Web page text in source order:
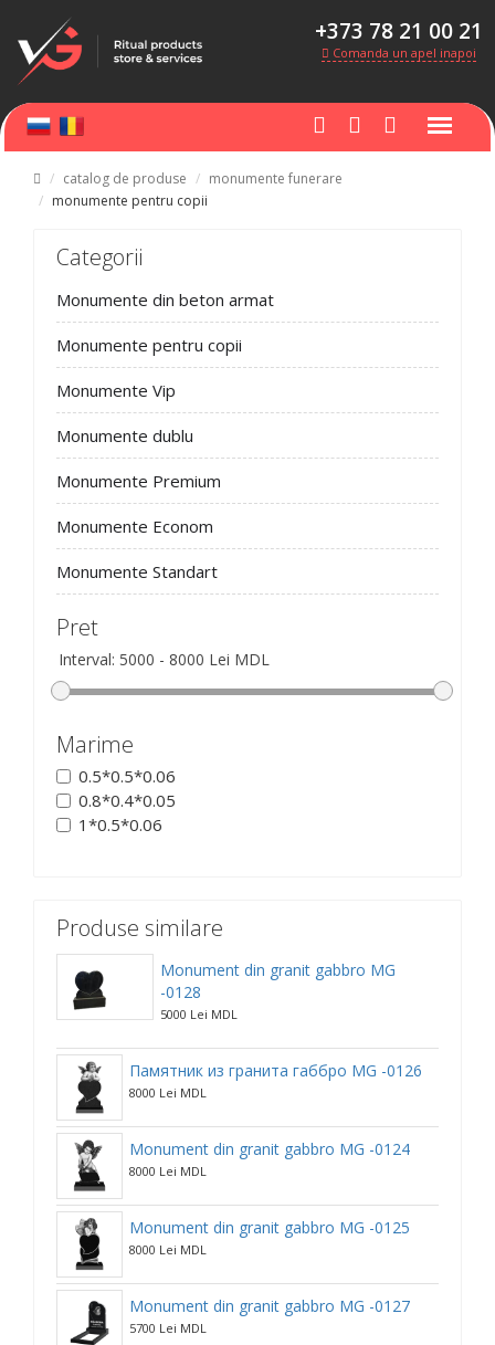
+373 78 21 00 21
Comanda un apel inapoi
catalog de produse
monumente funerare
monumente pentru copii
Categorii
Monumente din beton armat
Monumente pentru copii
Monumente Vip
Monumente dublu
Monumente Premium
Monumente Econom
Monumente Standart
Pret
Marime
0.5*0.5*0.06
0.8*0.4*0.05
1*0.5*0.06
Produse similare
Monument din granit gabbro MG
-0128
5000 Lei MDL
Памятник из гранита габбро MG -0126
8000 Lei MDL
Monument din granit gabbro MG -0124
8000 Lei MDL
Monument din granit gabbro MG -0125
8000 Lei MDL
Monument din granit gabbro MG -0127
5700 Lei MDL